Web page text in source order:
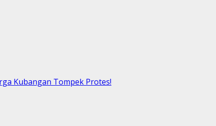
Kubangan Tompek Protes!